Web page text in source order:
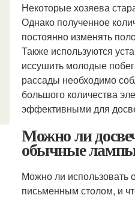
Некоторые хозяева
Однако полученное
постоянно изменять
Также используются
иссушить молодые
рассады необходимо
большого количества
эффективными для
Можно ли
обычные лампы
Можно ли использовать
письменным столом, и